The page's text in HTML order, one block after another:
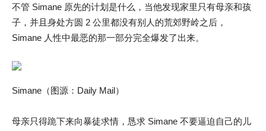
不管 Simane 原先的计划是什么，当他发现家里只有母亲和孩
子，并且身处方圆 2 公里都没有别人的荒郊野岭之后，
Simane 人性中最恶的那一部分完全爆发了出来。
Simane（图源：Daily Mail）
母亲只得跪下来向暴徒求情，恳求 Simane 不要逼迫自己的儿